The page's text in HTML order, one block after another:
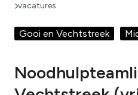
vacatures
Gooi en Vechtstreek